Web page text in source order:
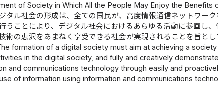
of Society in Which All the People May Enjoy the
タル社会の形成は、全ての国民が、高度情報通信ネットワー
うことにより、デジタル社会におけるあらゆる活動に参画し
術の恵沢をあまねく享受できる社会が実現されることを旨とし
formation of a digital society must aim at achieving a
in the digital society, and fully and creatively
and communications technology through easily and
of information using information and communications